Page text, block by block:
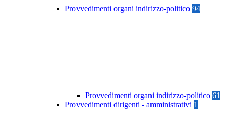
Provvedimenti organi indirizzo-politico 94
Provvedimenti organi indirizzo-politico 61
Provvedimenti dirigenti - amministrativi 1